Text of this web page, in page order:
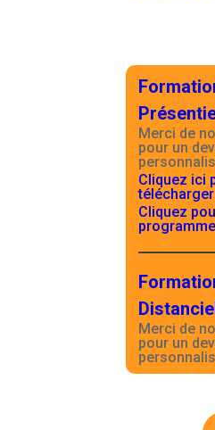
Merci de
pour un
Cliquez ici
Cliquez
programme
Merci de
pour un